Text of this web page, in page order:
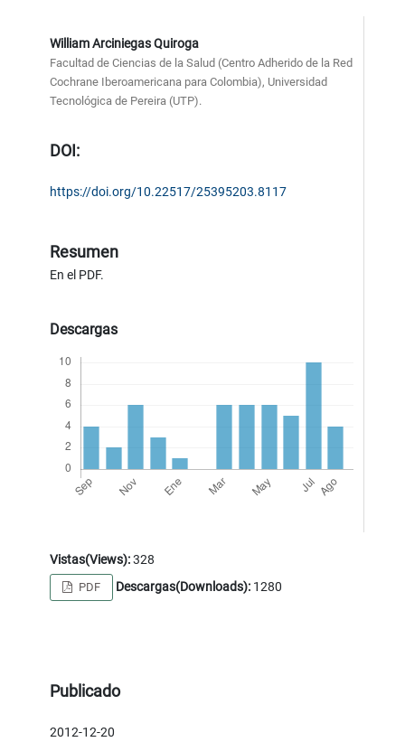
William Arciniegas Quiroga
Facultad de Ciencias de la Salud (Centro Adherido de la Red
Cochrane Iberoamericana para Colombia), Universidad
Tecnológica de Pereira (UTP).
DOI:
https://doi.org/10.22517/25395203.8117
Resumen
En el PDF.
Descargas
Vistas(Views):328
PDF Descargas(Downloads):1280
Publicado
2012-12-20